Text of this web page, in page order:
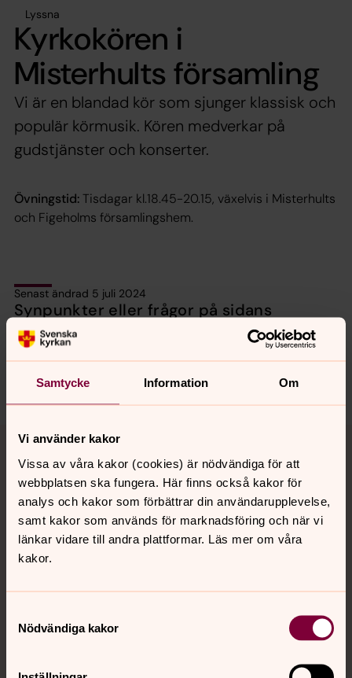
Samtycke Information Om
Vi använder kakor
Vissa av våra kakor (cookies) är nödvändiga för att
webbplatsen ska fungera. Här finns också kakor för
analys och kakor som förbättrar din användarupplevelse,
samt kakor som används för marknadsföring och när vi
länkar vidare till andra plattformar. Läs mer om våra
kakor.
Nödvändiga kakor
Lyssna
Kyrkokören i
Misterhults församling
Vi är en blandad kör som sjunger klassisk och
populär körmusik. Kören medverkar på
gudstjänster och konserter.
Övningstid:Tisdagar kl.18.45-20.15, växelvis i Misterhults
och Figeholms församlingshem.
Senast ändrad 5 juli 2024
Synpunkter eller frågor på sidans
innehåll?
sodra.tjusts.pastorat@svenskakyrkan.se
Dela
Tillbaka till toppen
Tillbaka till innehållet
Kontakt
Hitta snabbt